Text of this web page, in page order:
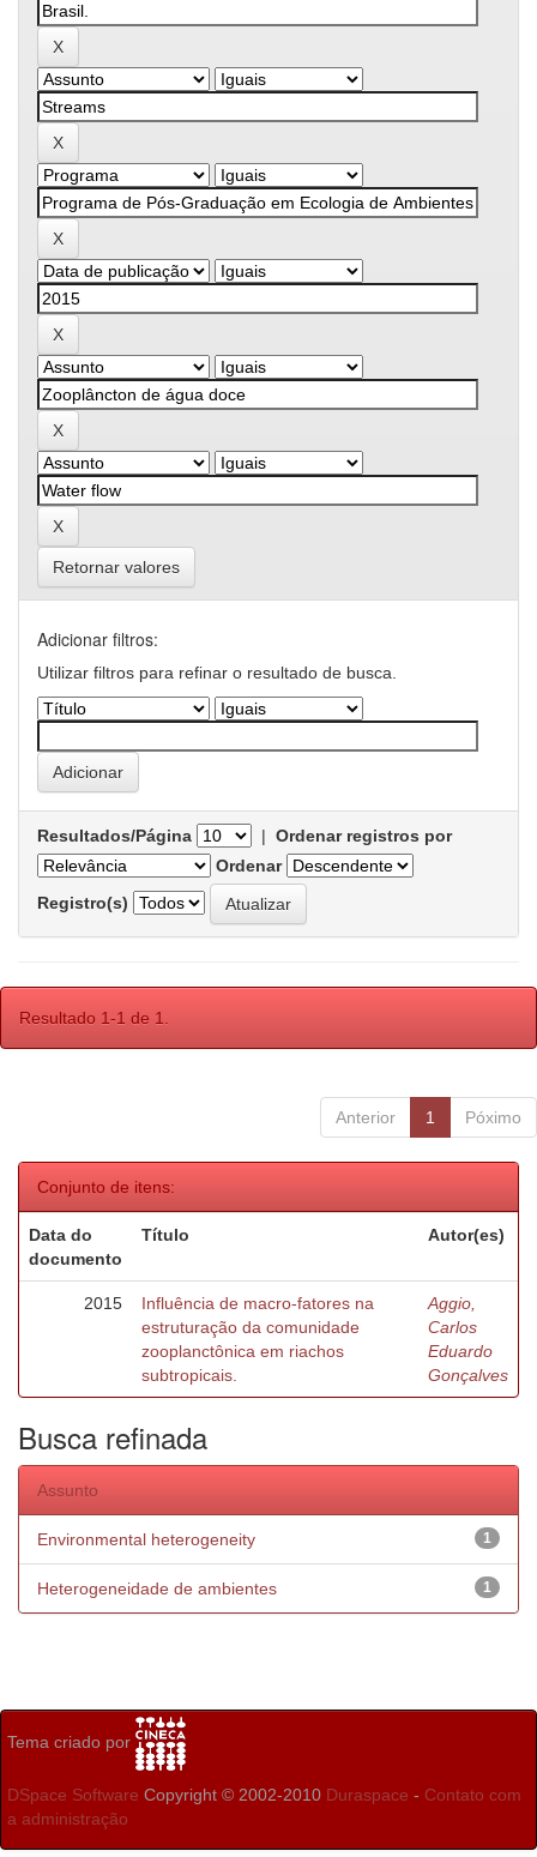
Retornar valores
Adicionar filtros:
Utilizar filtros para refinar o resultado de busca.
Resultados/Página | Ordenar registros por
Ordenar
Registro(s)
Resultado 1-1 de 1.
Anterior 1 Póximo
Conjunto de itens:
Data do
documento
Título Autor(es)
2015
Influência de macro-fatores na
estruturação da comunidade
zooplanctônica em riachos
subtropicais.
Aggio,
Carlos
Eduardo
Gonçalves
Busca refinada
Assunto
1
Environmental heterogeneity
1
Heterogeneidade de ambientes
Tema criado por
DSpace Software Copyright © 2002-2010 Duraspace - Contato com
a administração